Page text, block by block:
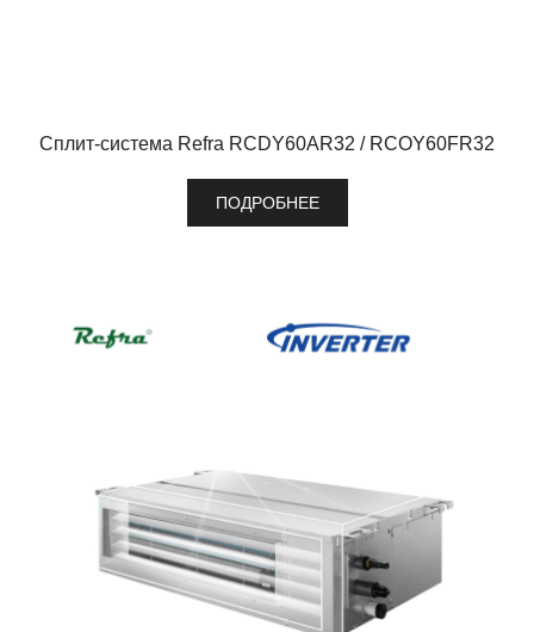
Сплит-система Refra RCDY60AR32 / RCOY60FR32
ПОДРОБНЕЕ